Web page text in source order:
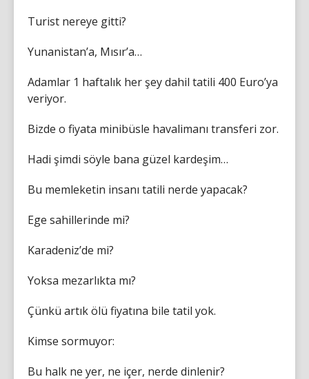
Turist nereye gitti?
Yunanistan’a, Mısır’a…
Adamlar 1 haftalık her şey dahil tatili 400 Euro’ya
veriyor.
Bizde o fiyata minibüsle havalimanı transferi zor.
Hadi şimdi söyle bana güzel kardeşim…
Bu memleketin insanı tatili nerde yapacak?
Ege sahillerinde mi?
Karadeniz’de mi?
Yoksa mezarlıkta mı?
Çünkü artık ölü fiyatına bile tatil yok.
Kimse sormuyor:
Bu halk ne yer, ne içer, nerde dinlenir?